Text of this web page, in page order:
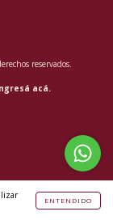
ENTENDIDO
reservados.
acá.